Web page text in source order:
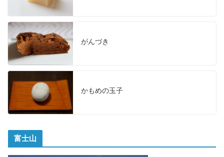
がんづき
かもめの玉子
富士山